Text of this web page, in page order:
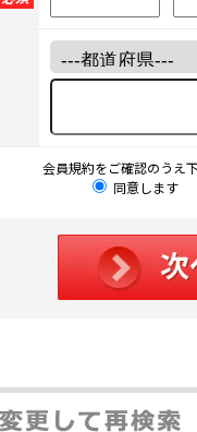
会員規約をご確認のうえ
同意します